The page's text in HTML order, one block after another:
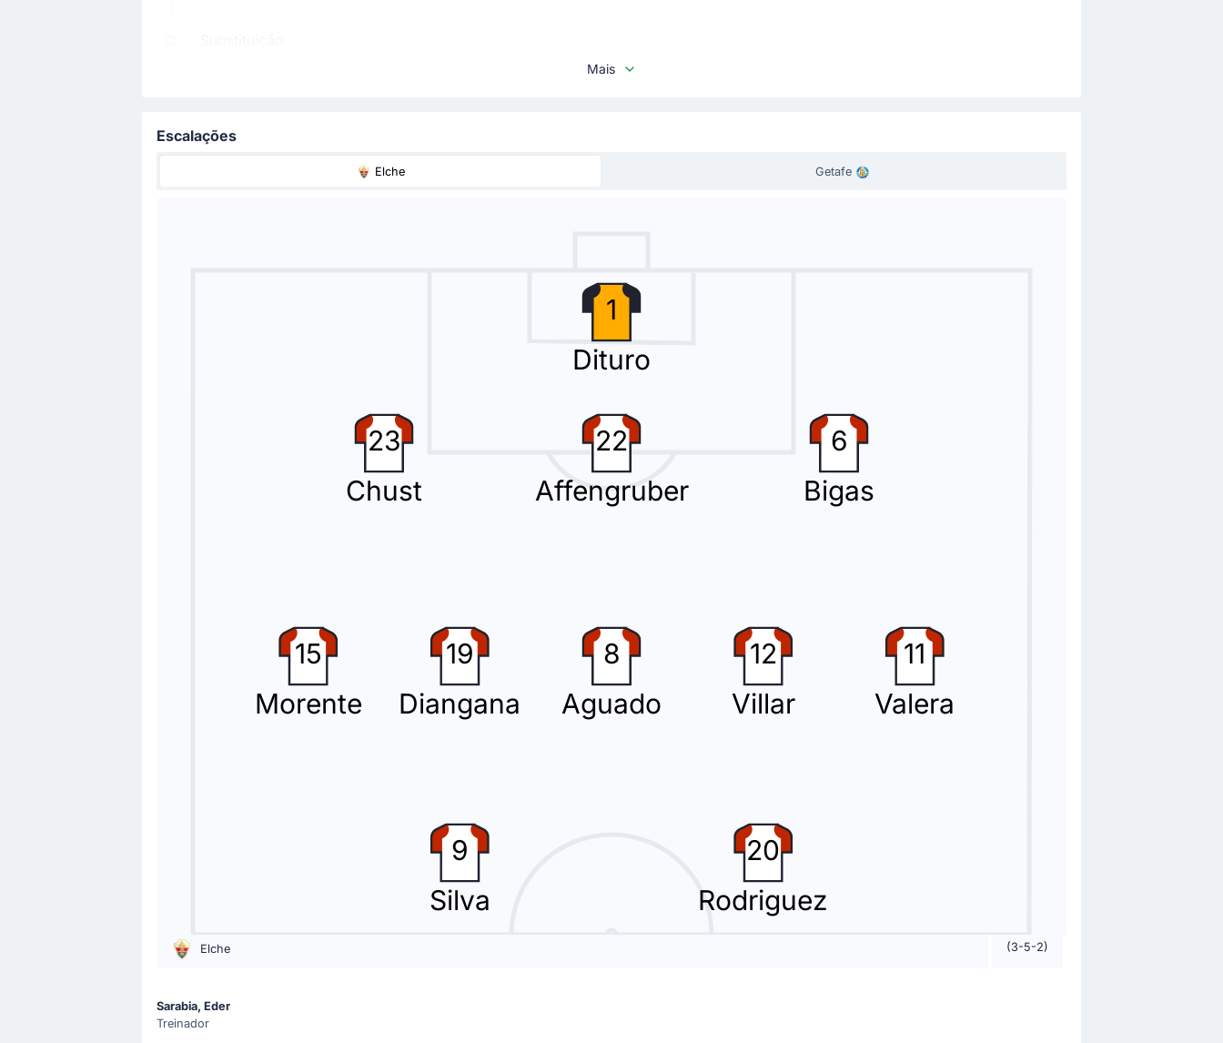
A equipe da casa substituiu Marc Aguado por John Nwankwo Donald. Esta é a segunda substituição feita por Eder Sarabia.
Substituição
Allan Romeo Nyom
A equipe visitante substituiu Allan Romeo Nyom por Luis Vasquez. Esta é a segunda substituição feita por Pepe Bordalas.
Silva,Andre (Elche CF) viu Victor Garcia Verdura mostrar-lhe um cartão amarelo.
Mais
Escalações
Elche Getafe
1
Dituro
23
Chust
22
Affengruber
6
Bigas
15
Morente
19
Diangana
8
Aguado
12
Villar
11
Valera
9
Silva
20
Rodriguez
Elche (3-5-2)
Sarabia, Eder
Treinador